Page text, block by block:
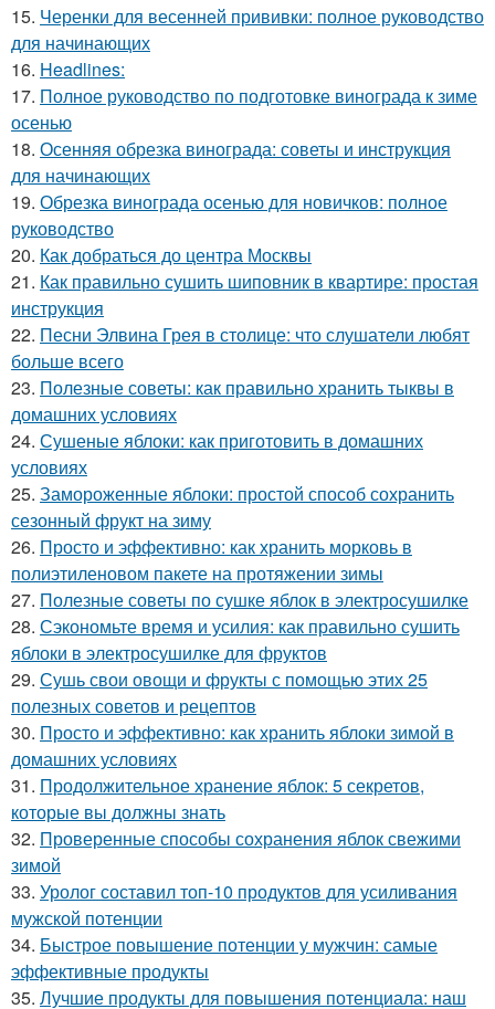
15. Черенки для весенней прививки: полное руководство
для начинающих
16. Headlines:
17. Полное руководство по подготовке винограда к зиме
осенью
18. Осенняя обрезка винограда: советы и инструкция
для начинающих
19. Обрезка винограда осенью для новичков: полное
руководство
20. Как добраться до центра Москвы
21. Как правильно сушить шиповник в квартире: простая
инструкция
22. Песни Элвина Грея в столице: что слушатели любят
больше всего
23. Полезные советы: как правильно хранить тыквы в
домашних условиях
24. Сушеные яблоки: как приготовить в домашних
условиях
25. Замороженные яблоки: простой способ сохранить
сезонный фрукт на зиму
26. Просто и эффективно: как хранить морковь в
полиэтиленовом пакете на протяжении зимы
27. Полезные советы по сушке яблок в электросушилке
28. Сэкономьте время и усилия: как правильно сушить
яблоки в электросушилке для фруктов
29. Сушь свои овощи и фрукты с помощью этих 25
полезных советов и рецептов
30. Просто и эффективно: как хранить яблоки зимой в
домашних условиях
31. Продолжительное хранение яблок: 5 секретов,
которые вы должны знать
32. Проверенные способы сохранения яблок свежими
зимой
33. Уролог составил топ-10 продуктов для усиливания
мужской потенции
34. Быстрое повышение потенции у мужчин: самые
эффективные продукты
35. Лучшие продукты для повышения потенциала: наш